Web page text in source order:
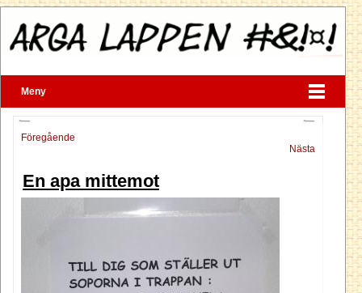
Meny
Föregående
Nästa
En apa mittemot